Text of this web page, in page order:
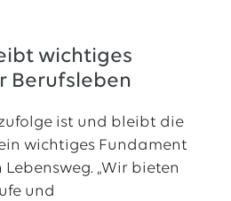
wichtiges
Berufsleben
ist und bleibt die
wichtiges Fundament
„Wir bieten
und